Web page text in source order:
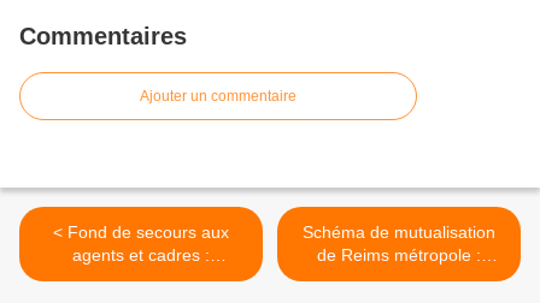
Commentaires
Ajouter un commentaire
< Fond de secours aux
agents et cadres :
professionnalisation du
Schéma de mutualisation
de Reims métropole :
questions de la CGT,